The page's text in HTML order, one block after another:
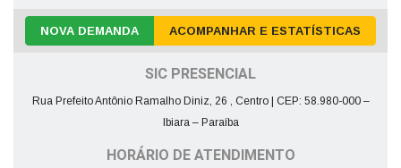
NOVA DEMANDA ACOMPANHAR E ESTATÍSTICAS
SIC PRESENCIAL
Rua Prefeito Antônio Ramalho Diniz, 26 , Centro | CEP: 58.980-000 –
Ibiara – Paraíba
HORÁRIO DE ATENDIMENTO